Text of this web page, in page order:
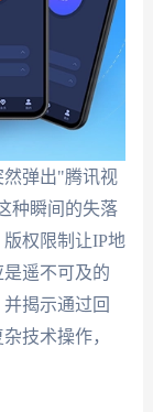
然弹出"腾讯视
种瞬间的失落
权限制让IP地
遥不可及的
揭示通过回
技术操作，